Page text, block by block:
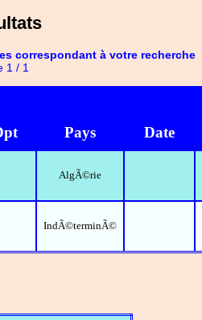
correspondant à votre recherche
1 / 1
Pays Date
AlgÃ©rie
IndÃ©terminÃ©